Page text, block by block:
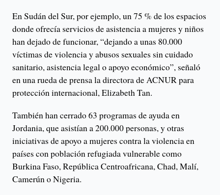
En Sudán del Sur, por ejemplo, un 75 % de los espacios
donde ofrecía servicios de asistencia a mujeres y niños
han dejado de funcionar, “dejando a unas 80.000
víctimas de violencia y abusos sexuales sin cuidado
sanitario, asistencia legal o apoyo económico”, señaló
en una rueda de prensa la directora de ACNUR para
protección internacional, Elizabeth Tan.
También han cerrado 63 programas de ayuda en
Jordania, que asistían a 200.000 personas, y otras
iniciativas de apoyo a mujeres contra la violencia en
países con población refugiada vulnerable como
Burkina Faso, República Centroafricana, Chad, Malí,
Camerún o Nigeria.